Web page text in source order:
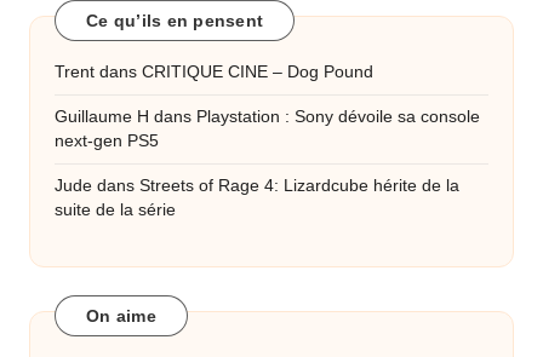
Ce qu’ils en pensent
Trent dans CRITIQUE CINE – Dog Pound
Guillaume H dans Playstation : Sony dévoile sa console
next-gen PS5
Jude dans Streets of Rage 4: Lizardcube hérite de la
suite de la série
On aime